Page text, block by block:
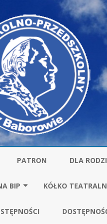
PATRON DLA
STOŁÓWKA
BIP
SPRAWOZDANIA
KÓŁKO